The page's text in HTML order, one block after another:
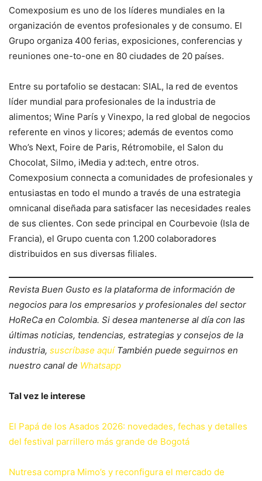
Comexposium es uno de los líderes mundiales en la
organización de eventos profesionales y de consumo. El
Grupo organiza 400 ferias, exposiciones, conferencias y
reuniones one-to-one en 80 ciudades de 20 países.
Entre su portafolio se destacan: SIAL, la red de eventos
líder mundial para profesionales de la industria de
alimentos; Wine París y Vinexpo, la red global de negocios
referente en vinos y licores; además de eventos como
Who’s Next, Foire de Paris, Rétromobile, el Salon du
Chocolat, Silmo, iMedia y ad:tech, entre otros.
Comexposium connecta a comunidades de profesionales y
entusiastas en todo el mundo a través de una estrategia
omnicanal diseñada para satisfacer las necesidades reales
de sus clientes. Con sede principal en Courbevoie (Isla de
Francia), el Grupo cuenta con 1.200 colaboradores
distribuidos en sus diversas filiales.
Revista Buen Gusto es la plataforma de información de
negocios para los empresarios y profesionales del sector
HoReCa en Colombia. Si desea mantenerse al día con las
últimas noticias, tendencias, estrategias y consejos de la
industria, suscríbase aquí También puede seguirnos en
nuestro canal de Whatsapp
Tal vez le interese
El Papá de los Asados 2026: novedades, fechas y detalles
del festival parrillero más grande de Bogotá
Nutresa compra Mimo’s y reconfigura el mercado de